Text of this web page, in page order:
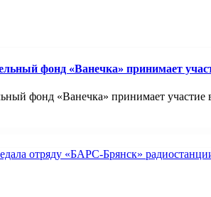
фонд «Ванечка» принимает
фонд «Ванечка» принимает участие